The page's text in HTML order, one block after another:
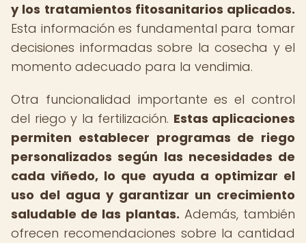
y los tratamientos fitosanitarios aplicados.
Esta información es fundamental para tomar
decisiones informadas sobre la cosecha y el
momento adecuado para la vendimia.
Otra funcionalidad importante es el control
del riego y la fertilización. Estas aplicaciones
permiten establecer programas de riego
personalizados según las necesidades de
cada viñedo, lo que ayuda a optimizar el
uso del agua y garantizar un crecimiento
saludable de las plantas. Además, también
ofrecen recomendaciones sobre la cantidad